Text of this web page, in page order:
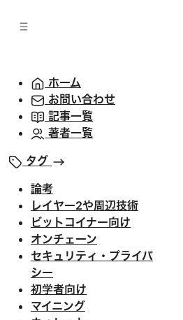
ホーム
お問い合わせ
記事一覧
著者一覧
タグ
論考
レイヤー2や周辺技術
ビットコイナー向け
オンチェーン
セキュリティ・プライバ
シー
初学者向け
マイニング